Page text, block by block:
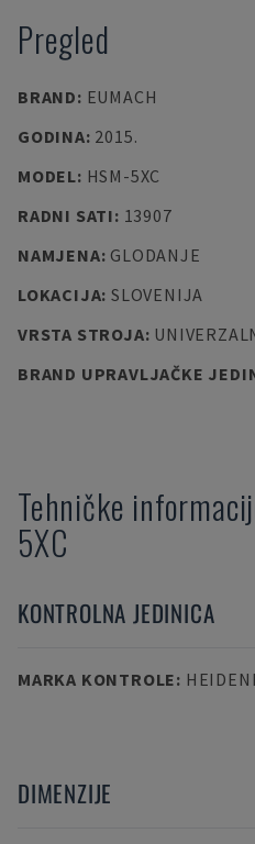
Pregled
BRAND: EUMACH
GODINA: 2015.
MODEL: HSM-5XC
RADNI SATI: 13907
NAMJENA: GLODANJE
LOKACIJA: SLOVENIJA
VRSTA STROJA:
BRAND UPRAVLJAČKE
Tehničke
5XC
KONTROLNA JEDINICA
MARKA KONTROLE:
DIMENZIJE